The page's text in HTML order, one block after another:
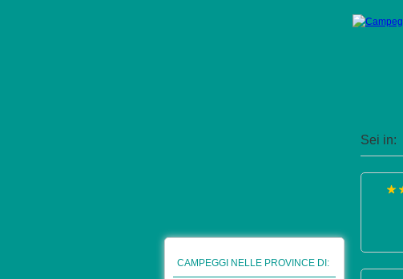
CAMPEGGI NELLE PROVINCE DI:
Sei in: